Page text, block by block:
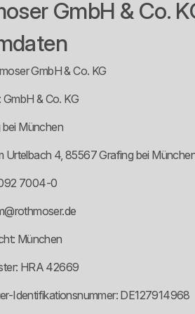
GmbH & Co.
GmbH & Co. KG
& Co. KG
bei München
Urtelbach 4, 85567 Grafing bei
7004-0
München
HRA 42669
Identifikationsnummer: DE127914968